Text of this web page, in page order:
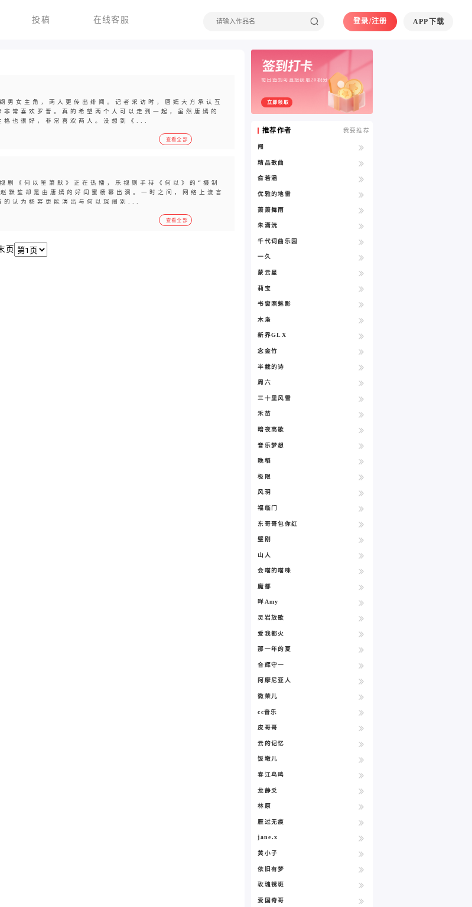
投稿 在线客服 登录/注册 APP下载
男女主角，两人更传出绯闻。记者采访时，唐嫣大方承认互
常喜欢罗晋。真的希望两个人可以走到一起，虽然唐嫣的
格也很好，非常喜欢两人。没想到《...
查看全部
剧《何以笙箫默》正在热播，乐视则手持《何以》的“摄制
默笙却是由唐嫣的好闺蜜杨幂出演。一时之间，网络上流言
的认为杨幂更能演出与何以琛阔别...
查看全部
页
每日签到可直接获取20积分
立即领取
推荐作者 我要推荐
闯
精品歌曲
俞若涵
优雅的地雷
萧箫舞雨
朱潇沅
千代词曲乐园
一久
蒙云星
莉宝
书窗照魅影
木枭
新界GLX
念金竹
半截的诗
周六
三十里风雪
禾苗
暗夜高歌
音乐梦想
晚稻
极限
风玥
福临门
东哥哥包你红
璧刚
山人
会喵的喵咪
魔都
咩Amy
灵岩放歌
爱我都火
那一年的夏
合辉守一
阿摩尼亚人
微茉儿
cc音乐
皮哥哥
云的记忆
饭墩儿
春江鸟鸣
龙静爻
林原
雁过无痕
jane.x
黄小子
依旧有梦
玫瑰锈斑
爱国奇哥